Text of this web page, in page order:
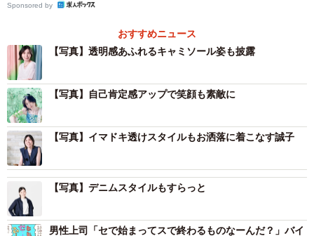
Sponsored by
おすすめニュース
【写真】透明感あふれるキャミソール姿も披露
【写真】自己肯定感アップで笑顔も素敵に
【写真】イマドキ透けスタイルもお洒落に着こなす誠子
【写真】デニムスタイルもすらっと
男性上司「セで始まってスで終わるものなーんだ？」バイ